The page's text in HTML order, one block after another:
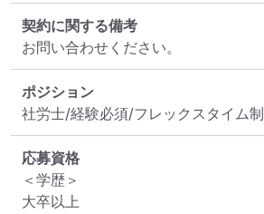
契約に関する備考
お問い合わせください。
ポジション
社労士/経験必須/フレックスタイム制
応募資格
＜学歴＞
大卒以上